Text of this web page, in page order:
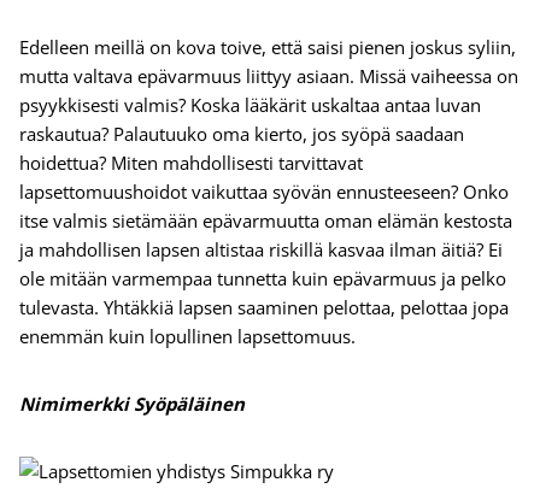
Edelleen meillä on kova toive, että saisi pienen joskus syliin,
mutta valtava epävarmuus liittyy asiaan. Missä vaiheessa on
psyykkisesti valmis? Koska lääkärit uskaltaa antaa luvan
raskautua? Palautuuko oma kierto, jos syöpä saadaan
hoidettua? Miten mahdollisesti tarvittavat
lapsettomuushoidot vaikuttaa syövän ennusteeseen? Onko
itse valmis sietämään epävarmuutta oman elämän kestosta
ja mahdollisen lapsen altistaa riskillä kasvaa ilman äitiä? Ei
ole mitään varmempaa tunnetta kuin epävarmuus ja pelko
tulevasta. Yhtäkkiä lapsen saaminen pelottaa, pelottaa jopa
enemmän kuin lopullinen lapsettomuus.
Nimimerkki Syöpäläinen